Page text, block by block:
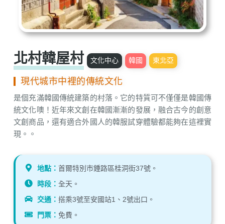
北村韓屋村 文化中心 韓國 東北亞
現代城市中裡的傳統文化
是個充滿韓國傳統建築的村落。它的特質可不僅僅是韓國傳
統文化噢！近年來文創在韓國漸漸的發展，融合古今的創意
文創商品，還有適合外國人的韓服試穿體驗都能夠在這裡實
現。。
地點：首爾特別市鍾路區桂洞街37號。
時段：全天。
交通：搭乘3號至安國站1、2號出口。
門票：免費。